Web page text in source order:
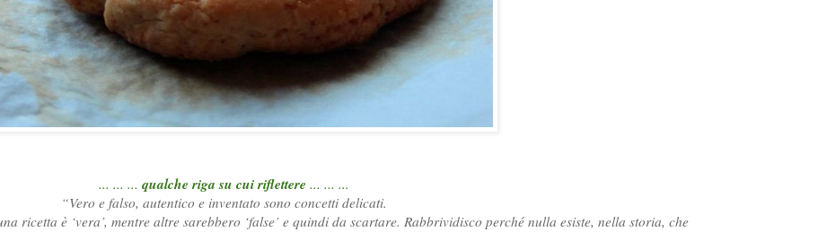
... ... ... qualche riga su cui riflettere ... ... ...
“Vero e falso, autentico e inventato sono concetti delicati.
ricetta è ‘vera’, mentre altre sarebbero ‘false’ e quindi da scartare. Rabbrividisco perché nulla esiste, nella storia, che